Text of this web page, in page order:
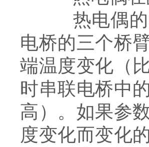
热电偶的
电桥的三个桥
端温度变化（
时串联电桥中
高）。如果参
度变化而变化